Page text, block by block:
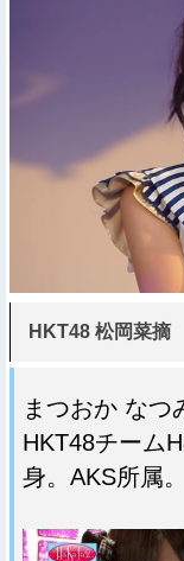
HKT48 松岡菜摘
まつおか なつ
HKT48チーム
身。AKS所属。